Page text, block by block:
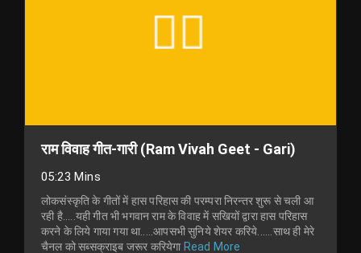
राम विवाह गीत-गारी (Ram Vivah Geet - Gari)
05:23 Mins
लोकसंस्कृति के गीतों में हास परिहास की परम्परा निरन्तर शुरू से चली आ
रही है.....यही गीत भी भगवान राम के विवाह में सखियों द्वारा हास परिहास
करने के लिये गाया गया था.....आपसभी सुनिये शेयर करिये......साथ ही मेरे
चैनल को सब्सक्राइब जरूर करियेगा Read More